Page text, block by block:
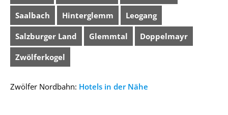
Saalbach Hinterglemm Leogang
Salzburger Land Glemmtal Doppelmayr
Zwölferkogel
Zwölfer Nordbahn: Hotels in der Nähe